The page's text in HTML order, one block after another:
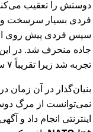
دوستش را تعقیب
فردی بسیار سرسخت و
سپس فردی پیش روی او
جاده منحرف شد. در
تجربه شد زیرا تقریباً ۷ سال بود که او را ندیده بود.
بنیان‌گذار در آن زمان
نمی‌توانست از مرگ
اینترنتی انجام داد و